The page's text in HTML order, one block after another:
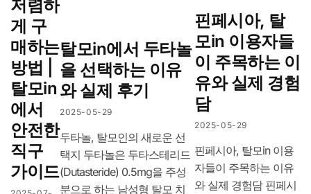
저렴하
게 구
매하는
방법 |
탈모in
에서
안전한
직구
가이드
탈모in에서 두타놀
을 선택하는 이유
와 실제 후기
2025-05-29
두타놀, 탈모인의 새로운 선
택지 두타놀은 두타스테리드
(Dutasteride) 0.5mg을 주성
분으로 하는 남성형 탈모 치
핀페시아, 탈
모in 이용자들
이 주목하는 이
유와 실제 경험
담
2025-05-29
핀페시아, 탈모in 이용
자들이 주목하는 이유
와 실제 경험담 핀페시